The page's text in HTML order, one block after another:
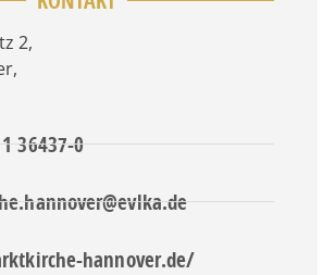
2,
,
36437-0
hannover.de/